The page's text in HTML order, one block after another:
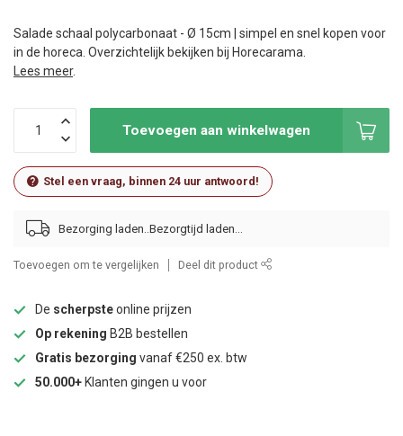
Salade schaal polycarbonaat - Ø 15cm | simpel en snel kopen voor
in de horeca. Overzichtelijk bekijken bij Horecarama.
Lees meer.
Toevoegen aan winkelwagen
Stel een vraag, binnen 24 uur antwoord!
Bezorging laden..
Toevoegen om te vergelijken Deel dit product
De scherpsteonline prijzen
Op rekening B2B bestellen
Gratis bezorging vanaf €250 ex. btw
50.000+ Klanten gingen u voor